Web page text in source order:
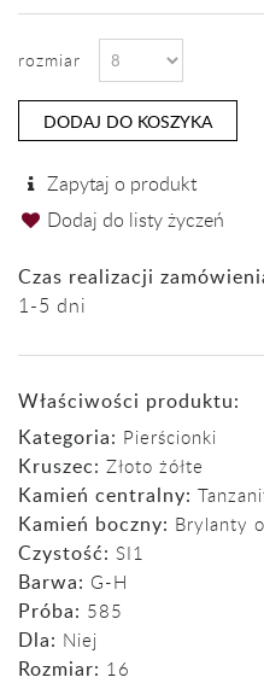
DODAJ DO KOSZYKA
Zapytaj o produkt
Dodaj do listy życzeń
Czas realizacji
1-5 dni
Właściwości produktu:
Kategoria: Pierścionki
Kruszec: Złoto żółte
Kamień centralny:
Kamień boczny: Brylanty
Czystość: SI1
Barwa: G-H
Próba: 585
Dla: Niej
Rozmiar: 16